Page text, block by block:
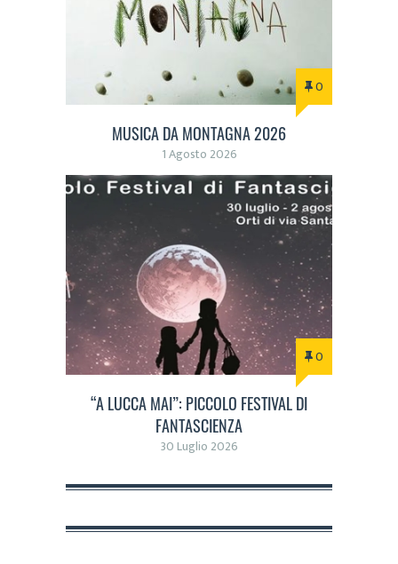
0
MUSICA DA MONTAGNA 2026
1 Agosto 2026
0
“A LUCCA MAI”: PICCOLO FESTIVAL DI
FANTASCIENZA
30 Luglio 2026